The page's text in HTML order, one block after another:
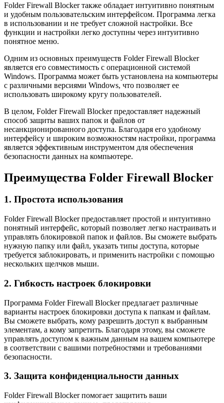
Folder Firewall Blocker также обладает интуитивно понятным
и удобным пользовательским интерфейсом. Программа легка
в использовании и не требует сложной настройки. Все
функции и настройки легко доступны через интуитивно
понятное меню.
Одним из основных преимуществ Folder Firewall Blocker
является его совместимость с операционной системой
Windows. Программа может быть установлена на компьютеры
с различными версиями Windows, что позволяет ее
использовать широкому кругу пользователей.
В целом, Folder Firewall Blocker предоставляет надежный
способ защиты ваших папок и файлов от
несанкционированного доступа. Благодаря его удобному
интерфейсу и широким возможностям настройки, программа
является эффективным инструментом для обеспечения
безопасности данных на компьютере.
Преимущества Folder Firewall Blocker
1. Простота использования
Folder Firewall Blocker предоставляет простой и интуитивно
понятный интерфейс, который позволяет легко настраивать и
управлять блокировкой папок и файлов. Вы сможете выбрать
нужную папку или файл, указать типы доступа, которые
требуется заблокировать, и применить настройки с помощью
нескольких щелчков мыши.
2. Гибкость настроек блокировки
Программа Folder Firewall Blocker предлагает различные
варианты настроек блокировки доступа к папкам и файлам.
Вы сможете выбрать, кому разрешить доступ к выбранным
элементам, а кому запретить. Благодаря этому, вы сможете
управлять доступом к важным данным на вашем компьютере
в соответствии с вашими потребностями и требованиями
безопасности.
3. Защита конфиденциальности данных
Folder Firewall Blocker помогает защитить ваши